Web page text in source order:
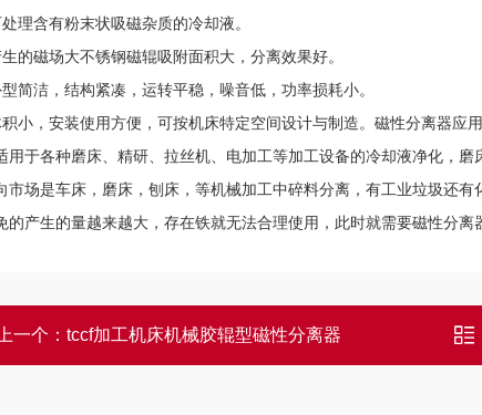
理含有粉末状吸磁杂质的冷却液。
的磁场大不锈钢磁辊吸附面积大，分离效果好。
简洁，结构紧凑，运转平稳，噪音低，功率损耗小。
小，安装使用方便，可按机床特定空间设计与制造。磁性分离器应
用于各种磨床、精研、拉丝机、电加工等加工设备的冷却液净化，
市场是车床，磨床，刨床，等机械加工中碎料分离，有工业垃圾还
的产生的量越来越大，存在铁就无法合理使用，此时就需要磁性分离
一个： tccf加工机床机械胶辊型磁性分离器